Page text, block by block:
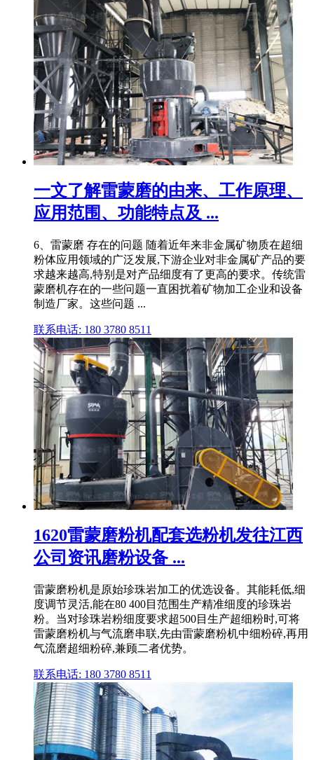
一文了解雷蒙磨的由来、工作原理、
应用范围、功能特点及 ...
6、雷蒙磨 存在的问题 随着近年来非金属矿物质在超细
粉体应用领域的广泛发展,下游企业对非金属矿产品的要
求越来越高,特别是对产品细度有了更高的要求。传统雷
蒙磨机存在的一些问题一直困扰着矿物加工企业和设备
制造厂家。这些问题 ...
联系电话: 180 3780 8511
1620雷蒙磨粉机配套选粉机发往江西
公司资讯磨粉设备 ...
雷蒙磨粉机是原始珍珠岩加工的优选设备。其能耗低,细
度调节灵活,能在80 400目范围生产精准细度的珍珠岩
粉。当对珍珠岩粉细度要求超500目生产超细粉时,可将
雷蒙磨粉机与气流磨串联,先由雷蒙磨粉机中细粉碎,再用
气流磨超细粉碎,兼顾二者优势。
联系电话: 180 3780 8511